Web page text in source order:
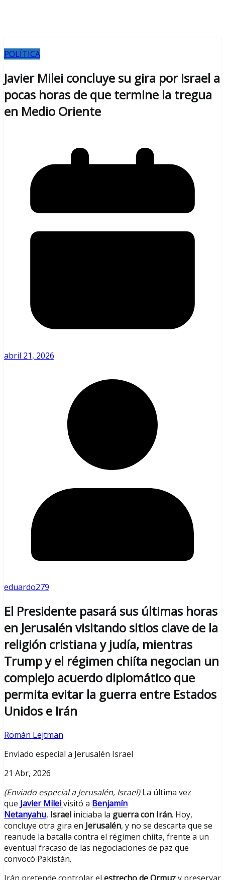
POLÍTICA
Javier Milei concluye su gira por Israel a
pocas horas de que termine la tregua
en Medio Oriente
abril 21, 2026
eduardo279
El Presidente pasará sus últimas horas
en Jerusalén visitando sitios clave de la
religión cristiana y judía, mientras
Trump y el régimen chiíta negocian un
complejo acuerdo diplomático que
permita evitar la guerra entre Estados
Unidos e Irán
Román Lejtman
Enviado especial a Jerusalén Israel
21 Abr, 2026
(Enviado especial a Jerusalén, Israel)La última vez
que Javier Mileivisitó a Benjamín
Netanyahu, Israel iniciaba la guerra con Irán. Hoy,
concluye otra gira en Jerusalén, y no se descarta que se
reanude la batalla contra el régimen chiíta, frente a un
eventual fracaso de las negociaciones de paz que
convocó Pakistán.